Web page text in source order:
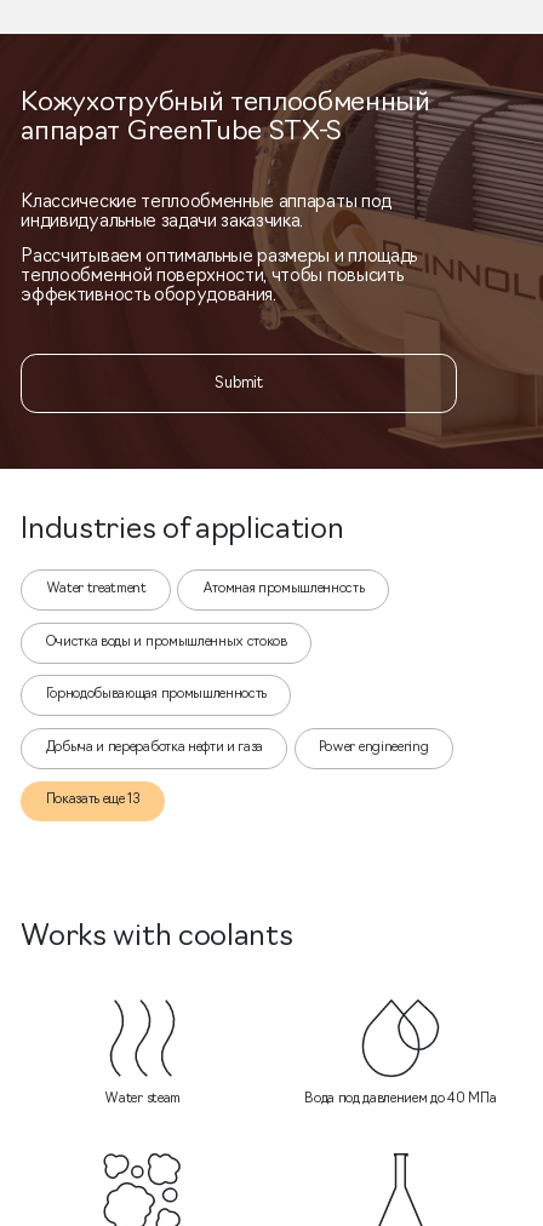
Кожухотрубный теплообменный
аппарат GreenTube STX-S
Классические теплообменные аппараты под
индивидуальные задачи заказчика.
Рассчитываем оптимальные размеры и площадь
теплообменной поверхности, чтобы повысить
эффективность оборудования.
Submit
Industries of application
Water treatment Атомная промышленность
Очистка воды и промышленных стоков
Горнодобывающая промышленность
Добыча и переработка нефти и газа Power engineering
Показать еще 13
Works with coolants
Water steam Вода под давлением до 40 МПа